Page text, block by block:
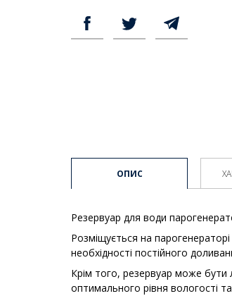
ОПИС
Резервуар для води
Розміщується на
необхідності постійного
Крім того, резервуар може
оптимального рівня вологості